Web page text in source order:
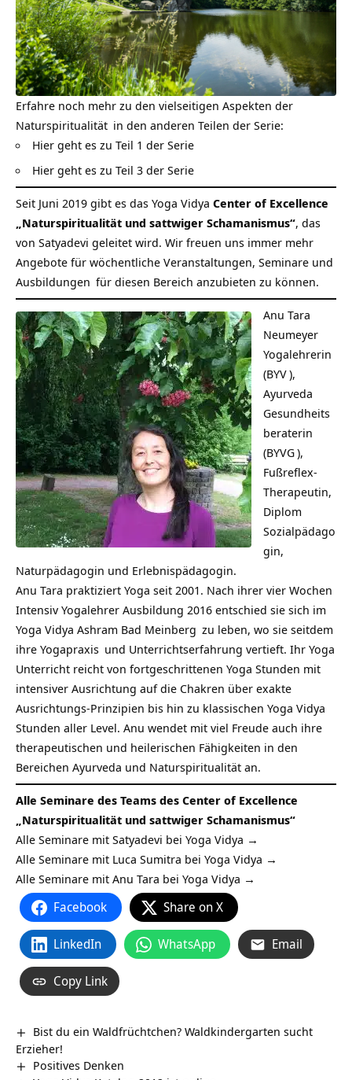
Erfahre noch mehr zu den vielseitigen Aspekten der
Naturspiritualität in den anderen Teilen der Serie:
Hier geht es zu Teil 1 der Serie
Hier geht es zu Teil 3 der Serie
Seit Juni 2019 gibt es das Yoga Vidya Center of Excellence
„Naturspiritualität und sattwiger Schamanismus“, das
von Satyadevi geleitet wird. Wir freuen uns immer mehr
Angebote für wöchentliche Veranstaltungen, Seminare und
Ausbildungen für diesen Bereich anzubieten zu können.
Anu Tara
Neumeyer
Yogalehrerin
(BYV),
Ayurveda
Gesundheits
beraterin
(BYVG),
Fußreflex-
Therapeutin,
Diplom
Sozialpädago
gin,
Naturpädagogin und Erlebnispädagogin.
Anu Tara praktiziert Yoga seit 2001. Nach ihrer vier Wochen
Intensiv Yogalehrer Ausbildung 2016 entschied sie sich im
Yoga Vidya Ashram Bad Meinberg zu leben, wo sie seitdem
ihre Yogapraxis und Unterrichtserfahrung vertieft. Ihr Yoga
Unterricht reicht von fortgeschrittenen Yoga Stunden mit
intensiver Ausrichtung auf die Chakren über exakte
Ausrichtungs-Prinzipien bis hin zu klassischen Yoga Vidya
Stunden aller Level. Anu wendet mit viel Freude auch ihre
therapeutischen und heilerischen Fähigkeiten in den
Bereichen Ayurveda und Naturspiritualität an.
Alle Seminare des Teams des Center of Excellence
„Naturspiritualität und sattwiger Schamanismus“
Alle Seminare mit Satyadevi bei Yoga Vidya →
Alle Seminare mit Luca Sumitra bei Yoga Vidya →
Alle Seminare mit Anu Tara bei Yoga Vidya →
Facebook Share on X
LinkedIn WhatsApp Email
Copy Link
Bist du ein Waldfrüchtchen? Waldkindergarten sucht
Erzieher!
Positives Denken